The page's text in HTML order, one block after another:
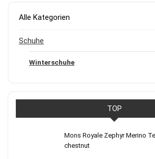
Alle Kategorien
Schuhe
Winterschuhe
TOP
Mons Royale Zephyr Merino
chestnut